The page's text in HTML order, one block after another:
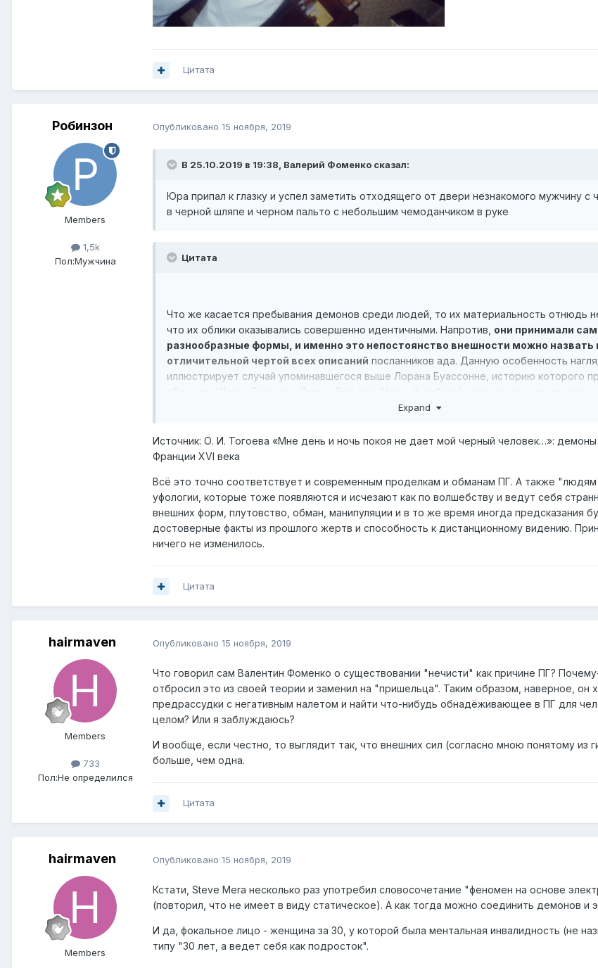
Цитата
Робинзон
Members
1,5k
Пол:Мужчина
Опубликовано 15 ноября, 2019
В 25.10.2019 в 19:38, Валерий Фоменко сказал:
Юра припал к глазку и успел заметить отходящего от двери незнакомого мужчину с
в черной шляпе и черном пальто с небольшим чемоданчиком в руке
Цитата
Что же касается пребывания демонов среди людей, то их материальность отнюдь
что их облики оказывались совершенно идентичными. Напротив, они принимали
разнообразные формы, и именно это непостоянство внешности можно назвать
отличительной чертой всех описаний посланников ада. Данную особенность
иллюстрирует случай упоминавшегося выше Лорана Буассонне, историю которого
матери и прочим родственникам в очень разных личинах. Это могли быть как
антропоморфные(женщина в белом, мужчина со шпагой, мужчина в железных
1582: 2v–3v, 30v–31v, 32, 33–33v]7. В случае Николя Факье, еще одного героя Шарля
волосатойженщины, одетой в обноски черного цвета
(toute deschevelee et fort mal accoustree), и в облике волка илималенькой черной
облике «черного человека», мешавшего Николя пройти в церковьна мессу, и в
«одетого в красное и черное» [Blendecq 1582: 95v–96v]. Те же особенности внешнего
многочисленных демонов тридцатью годами ранее описывала и Николь Обри. Ей
регулярно встречавшей своего Laid-vallet в обличье «женщины в белом, державшей в
видела Николь эту «женщину» всегда у себя под кроватью14… Данное
нахождение с виду вполне нормального существа в совершенно
ненормальном месте— оказывалось для французов XVI в. еще одним несомненным
которому жертвы демонов или их близкие определяли, что имеют дело с посланцами
Именно они скрывались под личинами женщины с молитвенником, прятавшейся под
которую видела сама Николь Ле Руа, но никогда не видел ее муж
Обри прямо из колодца17, или другого черного человека, прыгавшего и
животе Лорана Буассонне,
прятались то в ее ноге, то в ле-
вой руке, не желая полностью покидать девушку даже после сеансов экзорцизма
Все демоны, согласно давней средневековой традиции, в материалах XVI в.
абсолютными обманщиками.
Expand
Источник: О. И. Тогоева «Мне день и ночь покоя не дает мой черный человек…»:
Франции XVI века
Всё это точно соответствует и современным проделкам и обманам ПГ. А также
уфологии, которые тоже появляются и исчезают как по волшебству и ведут себя
внешних форм, плутовство, обман, манипуляции и в то же время иногда предсказания
достоверные факты из прошлого жертв и способность к дистанционному видению.
ничего не изменилось.
Цитата
hairmaven
Members
733
Пол:Не определился
Опубликовано 15 ноября, 2019
Что говорил сам Валентин Фоменко о существовании "нечисти" как причине ПГ?
отбросил это из своей теории и заменил на "пришельца". Таким образом, наверное, он
предрассудки с негативным налетом и найти что-нибудь обнадёживающее в ПГ для
целом? Или я заблуждаюсь?
И вообще, если честно, то выглядит так, что внешних сил (согласно мною понятому из
больше, чем одна.
Цитата
hairmaven
Members
Опубликовано 15 ноября, 2019
Кстати, Steve Mera несколько раз употребил словосочетание "феномен на основе
(повторил, что не имеет в виду статическое). А как тогда можно соединить демонов и
И да, фокальное лицо - женщина за 30, у которой была ментальная инвалидность (не
типу "30 лет, а ведет себя как подросток".